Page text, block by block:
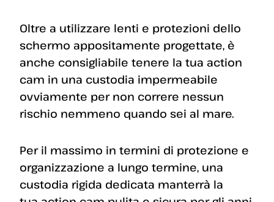
Oltre a utilizzare lenti e protezioni dello
schermo appositamente progettate, è
anche consigliabile tenere la tua action
cam in una custodia impermeabile
ovviamente per non correre nessun
rischio nemmeno quando sei al mare.
Per il massimo in termini di protezione e
organizzazione a lungo termine, una
custodia rigida dedicata manterrà la